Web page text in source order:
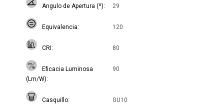
Angulo de Apertura (º) 29
Equivalencia 120
CRI 80
Eficacia Luminosa
(Lm/W)
90
Casquillo GU10